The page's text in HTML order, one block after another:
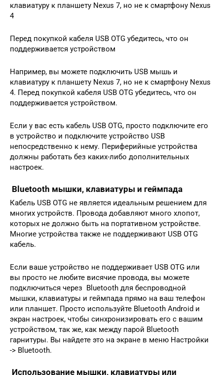
клавиатуру к планшету Nexus 7, но не к смартфону Nexus
4
Перед покупкой кабеля USB OTG убедитесь, что он
поддерживается устройством
Например, вы можете подключить USB мышь и
клавиатуру к планшету Nexus 7, но не к смартфону Nexus
4. Перед покупкой кабеля USB OTG убедитесь, что он
поддерживается устройством.
Если у вас есть кабель USB OTG, просто подключите его
в устройство и подключите устройство USB
непосредственно к нему. Периферийные устройства
должны работать без каких-либо дополнительных
настроек.
Bluetooth мышки, клавиатуры и геймпада
Кабель USB OTG не является идеальным решением для
многих устройств. Провода добавляют много хлопот,
которых не должно быть на портативном устройстве.
Многие устройства также не поддерживают USB OTG
кабель.
Если ваше устройство не поддерживает USB OTG или
вы просто не любите висячие провода, вы можете
подключиться через Bluetooth для беспроводной
мышки, клавиатуры и геймпада прямо на ваш телефон
или планшет. Просто используйте Bluetooth Android и
экран настроек, чтобы синхронизировать его с вашим
устройством, так же, как между парой Bluetooth
гарнитуры. Вы найдете это на экране в меню Настройки
-> Bluetooth.
Использование мышки, клавиатуры или